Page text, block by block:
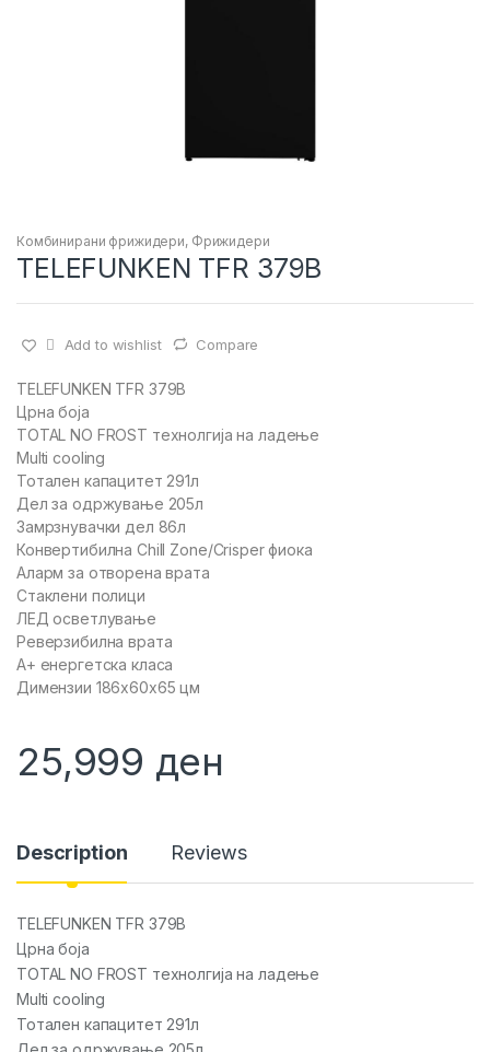
Комбинирани фрижидери, Фрижидери
TELEFUNKEN TFR 379B
Add to wishlist Compare
TELEFUNKEN TFR 379B
Црна боја
TOTAL NO FROST технолгија на ладење
Multi cooling
Тотален капацитет 291л
Дел за одржување 205л
Замрзнувачки дел 86л
Конвертибилна Chill Zone/Crisper фиока
Аларм за отворена врата
Стаклени полици
ЛЕД осветлување
Реверзибилна врата
А+ енергетска класа
Димензии 186x60x65 цм
25,999 ден
Description Reviews
TELEFUNKEN TFR 379B
Црна боја
TOTAL NO FROST технолгија на ладење
Multi cooling
Тотален капацитет 291л